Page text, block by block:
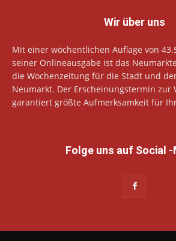
Wir über uns
Mit einer wöchentlichen Auflage von
seiner Onlineausgabe ist das
die Wochenzeitung für die Stadt und
Neumarkt. Der Erscheinungstermin zur
garantiert größte Aufmerksamkeit für
Folge uns auf Social -